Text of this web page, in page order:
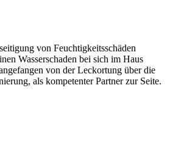
von Feuchtigkeitsschäden
Wasserschaden bei sich im Haus
von der Leckortung über die
als kompetenter Partner zur Seite.